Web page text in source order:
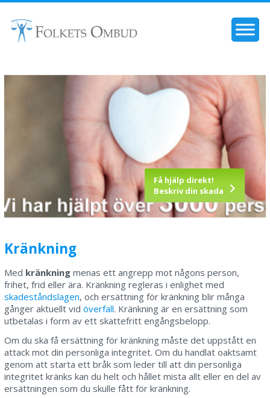
Få hjälp direkt!
Beskriv din skada
Kränkning
Med kränkning menas ett angrepp mot någons person,
frihet, frid eller ära. Kränkning regleras i enlighet med
skadeståndslagen, och ersättning för kränkning blir många
gånger aktuellt vid överfall. Kränkning är en ersättning som
utbetalas i form av ett skattefritt engångsbelopp.
Om du ska få ersättning för kränkning måste det uppstått en
attack mot din personliga integritet. Om du handlat oaktsamt
genom att starta ett bråk som leder till att din personliga
integritet kränks kan du helt och hållet mista allt eller en del av
ersättningen som du skulle fått för kränkning.